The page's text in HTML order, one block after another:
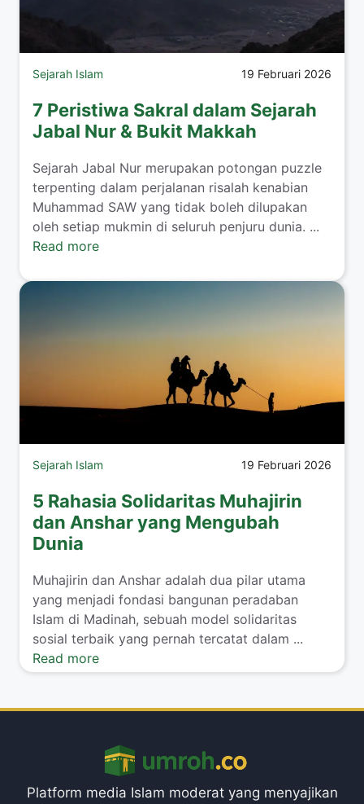
Sejarah Islam 19 Februari 2026
7 Peristiwa Sakral dalam Sejarah
Jabal Nur & Bukit Makkah
Sejarah Jabal Nur merupakan potongan puzzle
terpenting dalam perjalanan risalah kenabian
Muhammad SAW yang tidak boleh dilupakan
oleh setiap mukmin di seluruh penjuru dunia. ...
Read more
Sejarah Islam 19 Februari 2026
5 Rahasia Solidaritas Muhajirin
dan Anshar yang Mengubah
Dunia
Muhajirin dan Anshar adalah dua pilar utama
yang menjadi fondasi bangunan peradaban
Islam di Madinah, sebuah model solidaritas
sosial terbaik yang pernah tercatat dalam ...
Read more
Platform media Islam moderat yang menyajikan